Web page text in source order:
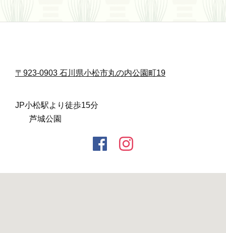
〒923-0903 石川県小松市丸の内公園町19
JP小松駅より徒歩15分
芦城公園